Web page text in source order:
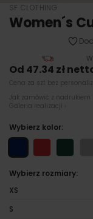
SF CLOTHING
Women´s
Od 47.34 zł
Cena za szt bez
Jak zamówić z nadrukiem
Galeria realizacji ›
Wybierz kolor:
Wybierz rozmiary:
XS
S